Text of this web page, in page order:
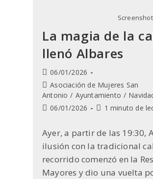
Screenshot
La magia de la
llenó Albares
Publicación
de
la
entrada:
06/01/2026
Categoría
de
la
Asociación de Mujeres San
Antonio / Ayuntamiento /
Última
de
la
entrada:
06/01/2026
Tiempo
lectura:
1 minuto de
Ayer, a partir de las 19:30,
ilusión con la tradicional
recorrido comenzó en la
Mayores y dio una vuelta